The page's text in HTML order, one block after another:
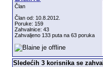
Član
Član od: 10.8.2012.
Poruke: 159
Zahvalnice: 43
Zahvaljeno 133 puta na 63 poruka
Sledećih 3 korisnika se